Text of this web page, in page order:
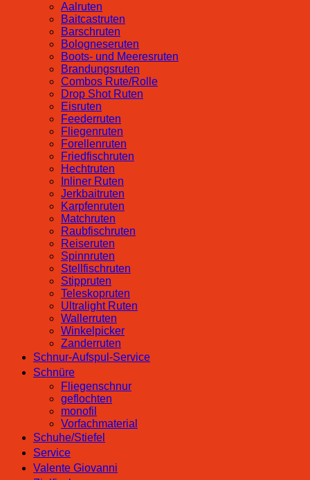
Aalruten
Baitcastruten
Barschruten
Bologneseruten
Boots- und Meeresruten
Brandungsruten
Combos Rute/Rolle
Drop Shot Ruten
Eisruten
Feederruten
Fliegenruten
Forellenruten
Friedfischruten
Hechtruten
Inliner Ruten
Jerkbaitruten
Karpfenruten
Matchruten
Raubfischruten
Reiseruten
Spinnruten
Stellfischruten
Stippruten
Teleskopruten
Ultralight Ruten
Wallerruten
Winkelpicker
Zanderruten
Schnur-Aufspul-Service
Schnüre
Fliegenschnur
geflochten
monofil
Vorfachmaterial
Schuhe/Stiefel
Service
Valente Giovanni